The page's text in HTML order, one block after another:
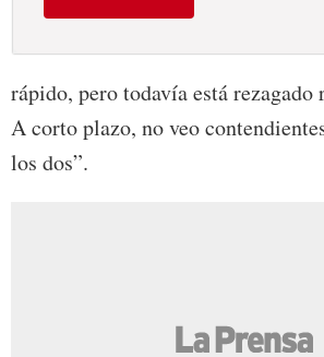
rápido, pero todavía está rezagado
A corto plazo, no veo
los dos”.